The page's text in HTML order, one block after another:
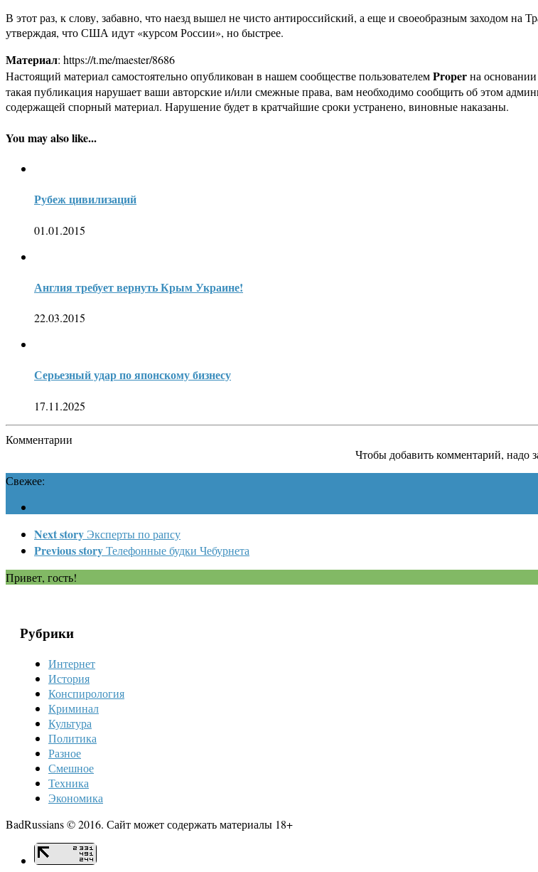
В этот раз, к слову, забавно, что наезд вышел не чисто антироссийский, а еще и своеобразным заходом
утверждая, что США идут «курсом России», но быстрее.
Материал: https://t.me/maester/8686
Настоящий материал самостоятельно опубликован в нашем сообществе пользователемProperна
такая публикация нарушает ваши авторские и/или смежные права, вам необходимо сообщить об этом
содержащей спорный материал. Нарушение будет в кратчайшие сроки устранено, виновные наказаны.
You may also like...
Рубеж цивилизаций
01.01.2015
Англия требует вернуть Крым Украине!
22.03.2015
Серьезный удар по японскому бизнесу
17.11.2025
Комментарии
Чтобы добавить комментарий, надо
Свежее:
Next story Эксперты по рапсу
Previous storyТелефонные будки Чебурнета
Привет, гость!
Рубрики
Интернет
История
Конспирология
Криминал
Культура
Политика
Разное
Смешное
Техника
Экономика
BadRussians © 2016. Сайт может содержать материалы 18+